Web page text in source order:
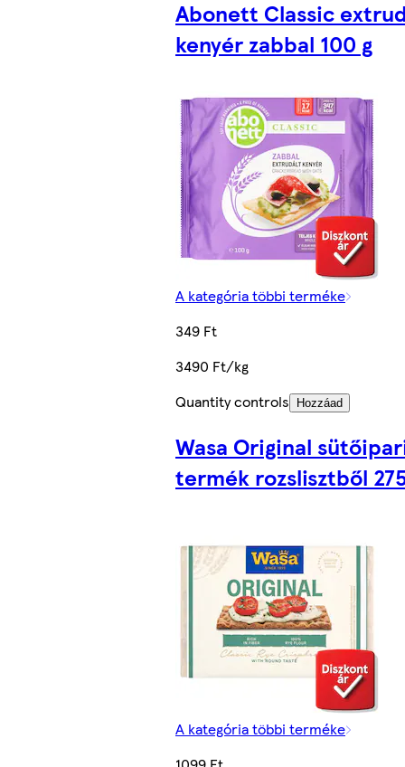
Abonett Classic
kenyér zabbal 100 g
A kategória többi terméke
349 Ft
3490 Ft/kg
Quantity controls
Hozzáad
Wasa Original
termék rozslisztből
A kategória többi terméke